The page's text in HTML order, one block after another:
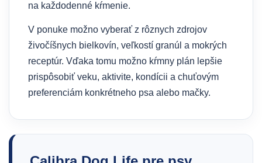
na každodenné kŕmenie.
V ponuke možno vyberať z rôznych zdrojov
živočíšnych bielkovín, veľkostí granúl a mokrých
receptúr. Vďaka tomu možno kŕmny plán lepšie
prispôsobiť veku, aktivite, kondícii a chuťovým
preferenciám konkrétneho psa alebo mačky.